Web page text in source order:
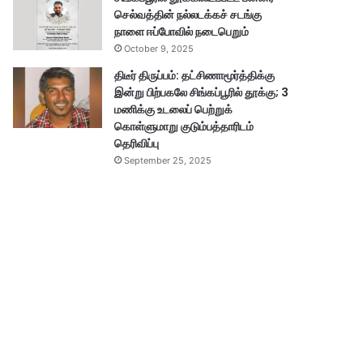
செல்வத்தின் நல்லடக்கச் சடங்கு
நாளை ஈப்போவில் நடைபெறும்
October 9, 2025
திடீர் திருப்பம்: தட்சிணாமூர்த்திக்கு
இன்று பிற்பகலே சிங்கப்பூரில் தூக்கு; 3
மணிக்கு உடலைப் பெற்றுக்
கொள்ளுமாறு குடும்பத்தாரிடம்
தெரிவிப்பு
September 25, 2025